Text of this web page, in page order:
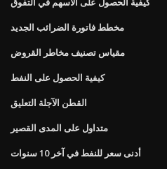
مخطط فاتورة الضرائب الجديد
مقياس تصنيف مخاطر القروض
كيفية الحصول على النفط
القطن الآجلة التعليق
متداول على المدى القصير
أدنى سعر للنفط في آخر 10 سنوات